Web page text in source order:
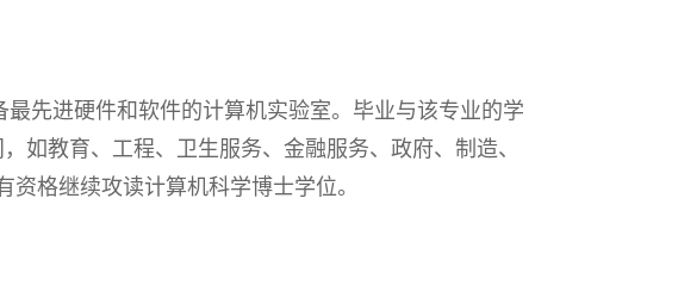
先进硬件和软件的计算机实验室。毕业与该专业的学
如教育、工程、卫生服务、金融服务、政府、制造、
格继续攻读计算机科学博士学位。